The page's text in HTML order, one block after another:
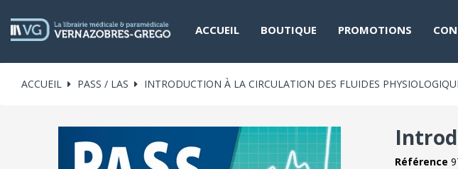
ACCUEIL BOUTIQUE PROMOTIONS
ACCUEIL PASS / LAS INTRODUCTION À LA CIRCULATION DES FLUIDES
Référence